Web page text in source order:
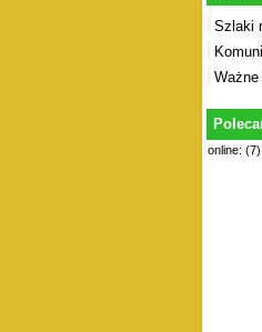
Szlaki
online: (7)